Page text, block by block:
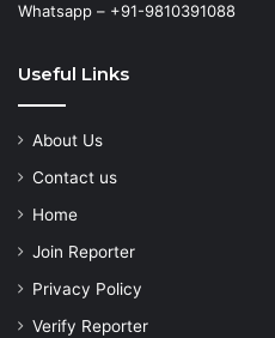
Whatsapp – +91-9810391088
Useful Links
About Us
Contact us
Home
Join Reporter
Privacy Policy
Verify Reporter